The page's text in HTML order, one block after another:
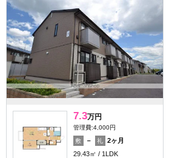
7.3万円
管理費:4,000円
敷 － 礼
2ヶ月
29.43㎡
1LDK